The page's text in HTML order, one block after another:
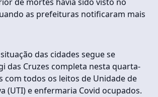
as prefeituras notificaram mais
das cidades segue se
das Cruzes completa nesta quarta-
com todos os leitos de Unidade de
(UTI) e enfermaria Covid ocupados.